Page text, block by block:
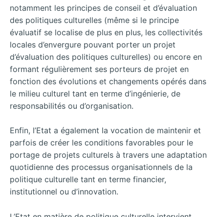
notamment les principes de conseil et d’évaluation
des politiques culturelles (même si le principe
évaluatif se localise de plus en plus, les collectivités
locales d’envergure pouvant porter un projet
d’évaluation des politiques culturelles) ou encore en
formant régulièrement ses porteurs de projet en
fonction des évolutions et changements opérés dans
le milieu culturel tant en terme d’ingénierie, de
responsabilités ou d’organisation.
Enfin, l’Etat a également la vocation de maintenir et
parfois de créer les conditions favorables pour le
portage de projets culturels à travers une adaptation
quotidienne des processus organisationnels de la
politique culturelle tant en terme financier,
institutionnel ou d’innovation.